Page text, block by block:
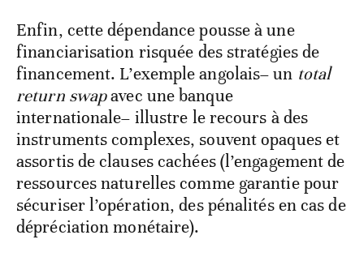
Enfin, cette dépendance pousse à une
financiarisation risquée des stratégies de
financement. L’exemple angolais– un total
return swapavec une banque
internationale– illustre le recours à des
instruments complexes, souvent opaques et
assortis de clauses cachées (l’engagement de
ressources naturelles comme garantie pour
sécuriser l’opération, des pénalités en cas de
dépréciation monétaire).